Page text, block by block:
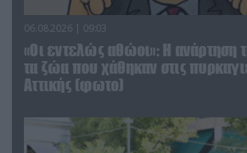
06.08.2026 | 09:03
«Οι εντελώς αθώοι»: Η ανάρτηση
τα ζώα που χάθηκαν στις
Αττικής (φωτο)